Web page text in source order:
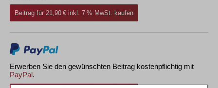
Beitrag für 21,90 € inkl. 7 % MwSt. kaufen
Erwerben Sie den gewünschten Beitrag kostenpflichtig mit
PayPal.